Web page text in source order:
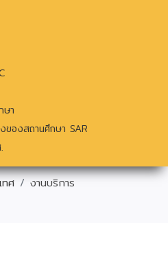
ษา
ของสถานศึกษา SAR
ทศ
งานบริการ